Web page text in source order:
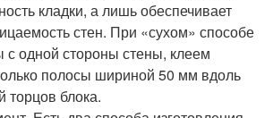
кладки, а лишь обеспечивает
стен. При «сухом» способе
с одной стороны стены, клеем
полосы шириной 50 мм вдоль
торцов блока.